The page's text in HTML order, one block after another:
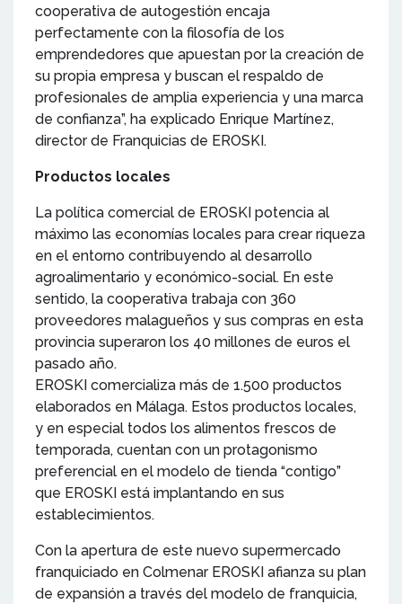
cooperativa de autogestión encaja
perfectamente con la filosofía de los
emprendedores que apuestan por la creación de
su propia empresa y buscan el respaldo de
profesionales de amplia experiencia y una marca
de confianza”, ha explicado Enrique Martínez,
director de Franquicias de EROSKI.
Productos locales
La política comercial de EROSKI potencia al
máximo las economías locales para crear riqueza
en el entorno contribuyendo al desarrollo
agroalimentario y económico-social. En este
sentido, la cooperativa trabaja con 360
proveedores malagueños y sus compras en esta
provincia superaron los 40 millones de euros el
pasado año.
EROSKI comercializa más de 1.500 productos
elaborados en Málaga. Estos productos locales,
y en especial todos los alimentos frescos de
temporada, cuentan con un protagonismo
preferencial en el modelo de tienda “contigo”
que EROSKI está implantando en sus
establecimientos.
Con la apertura de este nuevo supermercado
franquiciado en Colmenar EROSKI afianza su plan
de expansión a través del modelo de franquicia,